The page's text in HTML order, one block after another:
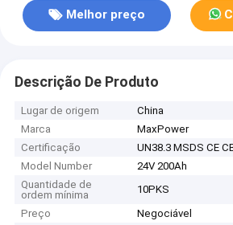
Melhor preço
Descrição De Produto
Lugar de origem
China
Marca
MaxPower
Certificação
UN38.3 MSDS CE
Model Number
24V 200Ah
Quantidade de
ordem mínima
10PKS
Preço
Negociável